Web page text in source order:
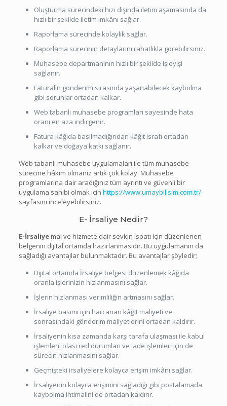
Oluşturma sürecindeki hızı dışında iletim aşamasında da
hızlı bir şekilde iletim imkânı sağlar.
Raporlama sürecinde kolaylık sağlar.
Raporlama sürecinin detaylarını rahatlıkla görebilirsiniz.
Muhasebe departmanının hızlı bir şekilde işleyişi
sağlanır.
Faturalın gönderimi sırasında yaşanabilecek kaybolma
gibi sorunlar ortadan kalkar.
Web tabanlı muhasebe programları sayesinde hata
oranı en aza indirgenir.
Fatura kâğıda basılmadığından kâğıt israfı ortadan
kalkar ve doğaya katkı sağlanır.
Web tabanlı muhasebe uygulamaları ile tüm muhasebe
sürecine hâkim olmanız artık çok kolay. Muhasebe
programlarına dair aradığınız tüm ayrıntı ve güvenli bir
uygulama sahibi olmak için https://www.umaybilisim.com.tr/
sayfasını inceleyebilirsiniz.
E- İrsaliye Nedir?
E-İrsaliye mal ve hizmete dair sevkin ispatı için düzenlenen
belgenin dijital ortamda hazırlanmasıdır. Bu uygulamanın da
sağladığı avantajlar bulunmaktadır. Bu avantajlar şöyledir;
Dijital ortamda İrsaliye belgesi düzenlemek kâğıda
oranla işlerinizin hızlanmasını sağlar.
İşlerin hızlanması verimliliğin artmasını sağlar.
İrsaliye basımı için harcanan kâğıt maliyeti ve
sonrasındaki gönderim maliyetlerini ortadan kaldırır.
İrsaliyenin kısa zamanda karşı tarafa ulaşması ile kabul
işlemleri, olası red durumları ve iade işlemleri için de
sürecin hızlanmasını sağlar.
Geçmişteki irsaliyelere kolayca erişim imkânı sağlar.
İrsaliyenin kolayca erişimini sağladığı gibi postalamada
kaybolma ihtimalini de ortadan kaldırır.